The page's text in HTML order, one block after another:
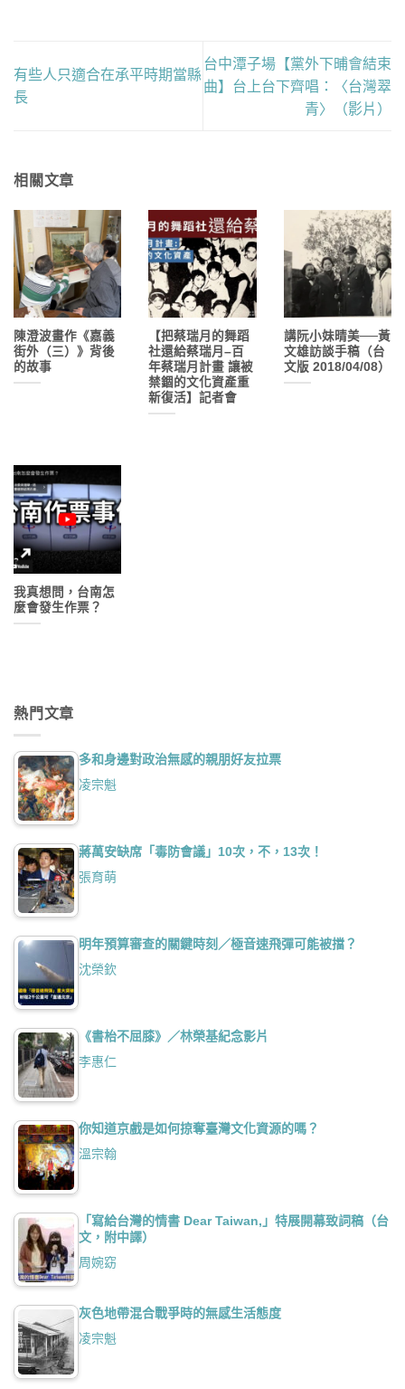
有些人只適合在承平時期當縣
長
台中潭子場【黨外下晡會結束
曲】台上台下齊唱：〈台灣翠
青〉（影片）
相關文章
陳澄波畫作《嘉義
街外（三）》背後
的故事
【把蔡瑞月的舞蹈
社還給蔡瑞月–百
年蔡瑞月計畫 讓被
禁錮的文化資產重
新復活】記者會
講阮小妹晴美──黃
文雄訪談手稿（台
文版 2018/04/08）
我真想問，台南怎
麼會發生作票？
熱門文章
多和身邊對政治無感的親朋好友拉票
凌宗魁
蔣萬安缺席「毒防會議」10次，不，13次！
張育萌
明年預算審查的關鍵時刻／極音速飛彈可能被擋？
沈榮欽
《書枱不屈膝》／林榮基紀念影片
李惠仁
你知道京戲是如何掠奪臺灣文化資源的嗎？
溫宗翰
「寫給台灣的情書 Dear Taiwan,」特展開幕致詞稿（台
文，附中譯）
周婉窈
灰色地帶混合戰爭時的無感生活態度
凌宗魁